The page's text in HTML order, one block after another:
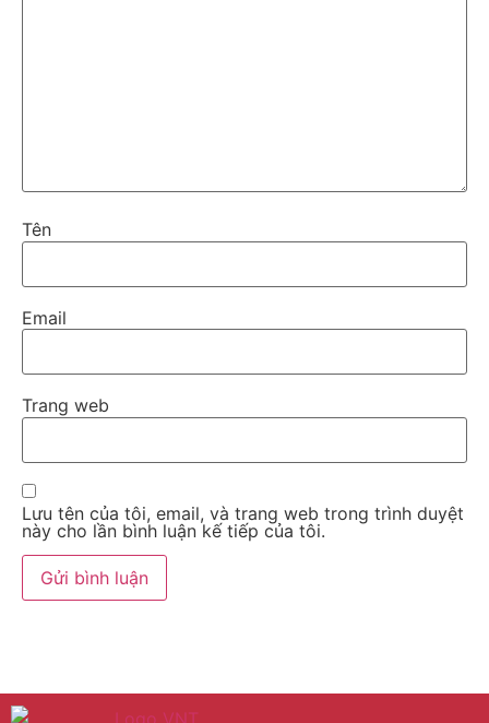
Tên
Email
Trang web
Lưu tên của tôi, email, và trang web trong trình duyệt
này cho lần bình luận kế tiếp của tôi.